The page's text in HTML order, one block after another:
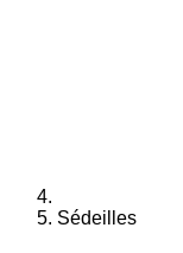
Sédeilles